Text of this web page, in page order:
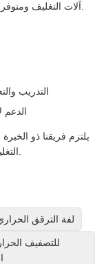
التدريب
يلتزم فريقنا ذو
لفة الترقق